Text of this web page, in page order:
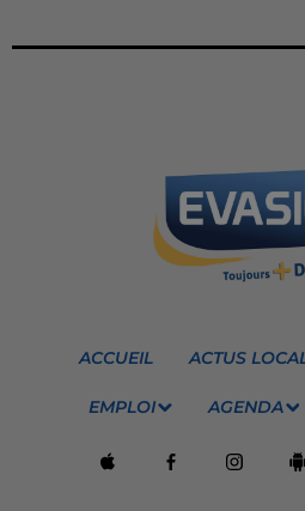
ACCUEIL ACTUS
EMPLOI AGENDA